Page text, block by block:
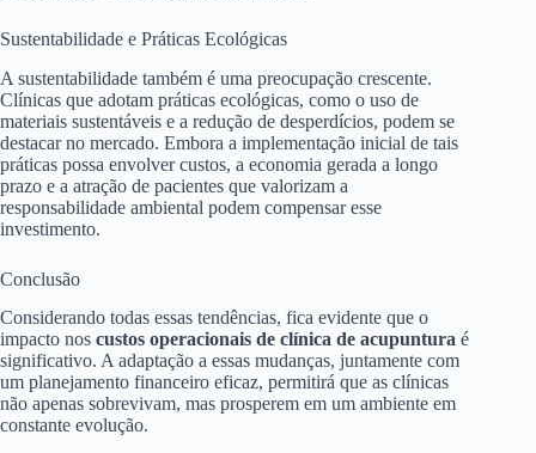
Sustentabilidade e Práticas Ecológicas
A sustentabilidade também é uma preocupação crescente.
Clínicas que adotam práticas ecológicas, como o uso de
materiais sustentáveis e a redução de desperdícios, podem se
destacar no mercado. Embora a implementação inicial de tais
práticas possa envolver custos, a economia gerada a longo
prazo e a atração de pacientes que valorizam a
responsabilidade ambiental podem compensar esse
investimento.
Conclusão
Considerando todas essas tendências, fica evidente que o
impacto nos custos operacionais de clínica de acupuntura é
significativo. A adaptação a essas mudanças, juntamente com
um planejamento financeiro eficaz, permitirá que as clínicas
não apenas sobrevivam, mas prosperem em um ambiente em
constante evolução.